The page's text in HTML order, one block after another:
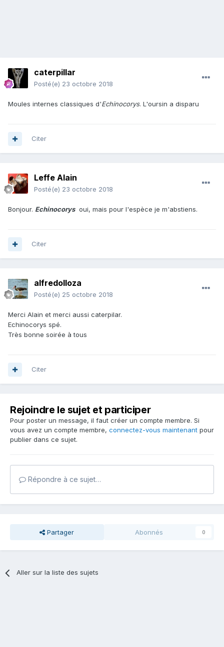
caterpillar
Posté(e) 23 octobre 2018
Moules internes classiques d'Echinocorys. L'oursin a disparu
Citer
Leffe Alain
Posté(e) 23 octobre 2018
Bonjour. Echinocorysoui, mais pour l'espèce je m'abstiens.
Citer
alfredolloza
Posté(e) 25 octobre 2018
Merci Alain et merci aussi caterpilar.
Echinocorys spé.
Très bonne soirée à tous
Citer
Rejoindre le sujet et participer
Pour poster un message, il faut créer un compte membre. Si
vous avez un compte membre, connectez-vous maintenant pour
publier dans ce sujet.
Répondre à ce sujet…
Partager Abonnés 0
Aller sur la liste des sujets